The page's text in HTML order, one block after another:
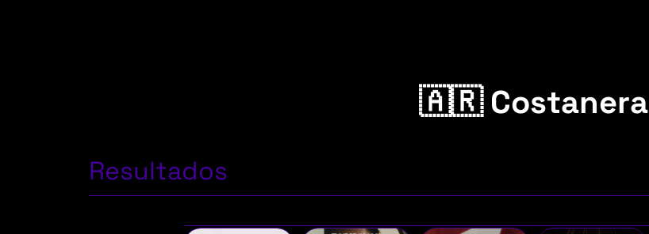
🇦🇷 Costanera
Resultados